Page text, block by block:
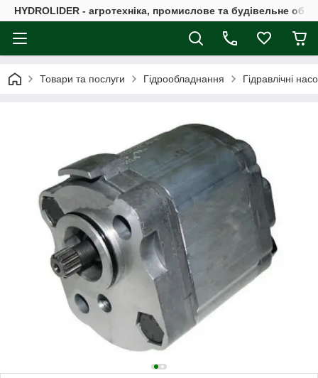
HYDROLIDER - агротехніка, промислове та будівельне
Товари та послуги Гідрообладнання Гідравлічні